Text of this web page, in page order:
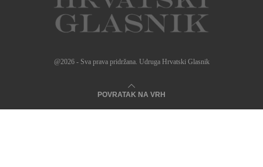
@2026 - Sva prava pridržana. Udruga Hrvatski Glasnik
POVRATAK NA VRH